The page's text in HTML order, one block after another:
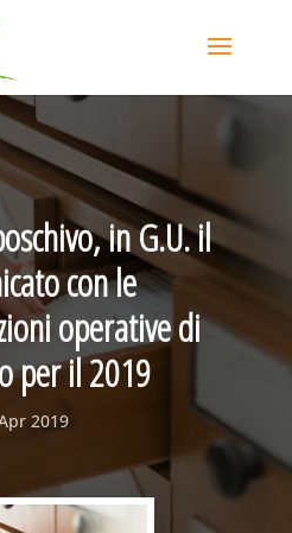
in G.U. il
con le
operative di
per il 2019
2019